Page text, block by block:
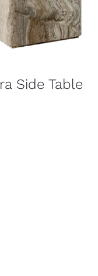
Side Table